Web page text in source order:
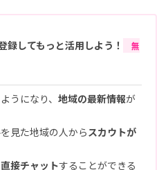
録してもっと活用しよう！
無
うになり、 地域の最新情報が
見た地域の人から スカウトが
直接チャットすることができる